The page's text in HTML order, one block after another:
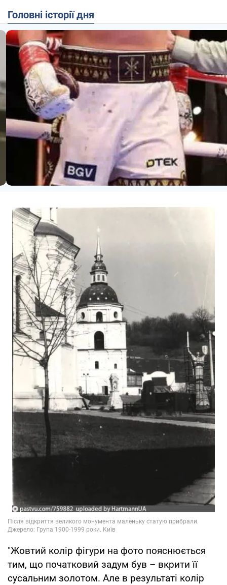
Головні історії дня
"Жовтий колір фігури на фото пояснюється
тим, що початковий задум був – вкрити її
сусальним золотом. Але в результаті колір